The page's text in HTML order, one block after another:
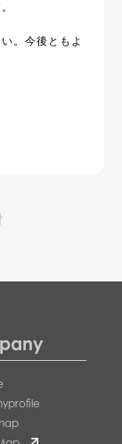
。今後ともよ